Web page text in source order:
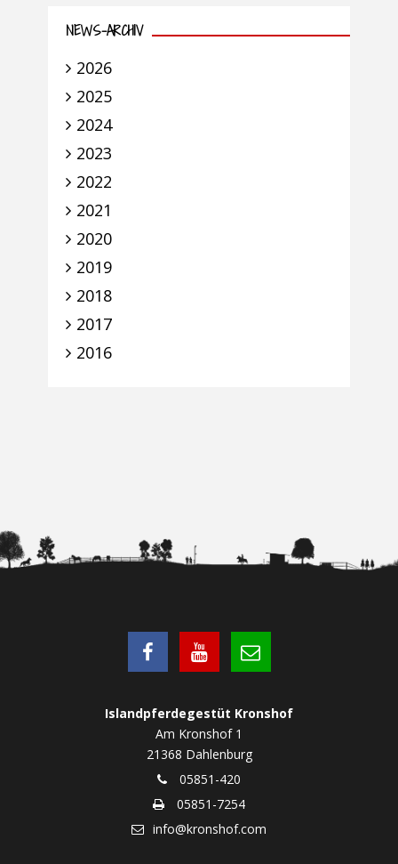
NEWS-ARCHIV
2026
2025
2024
2023
2022
2021
2020
2019
2018
2017
2016
Islandpferdegestüt Kronshof
Am Kronshof 1
21368 Dahlenburg
05851-420
05851-7254
info@kronshof.com